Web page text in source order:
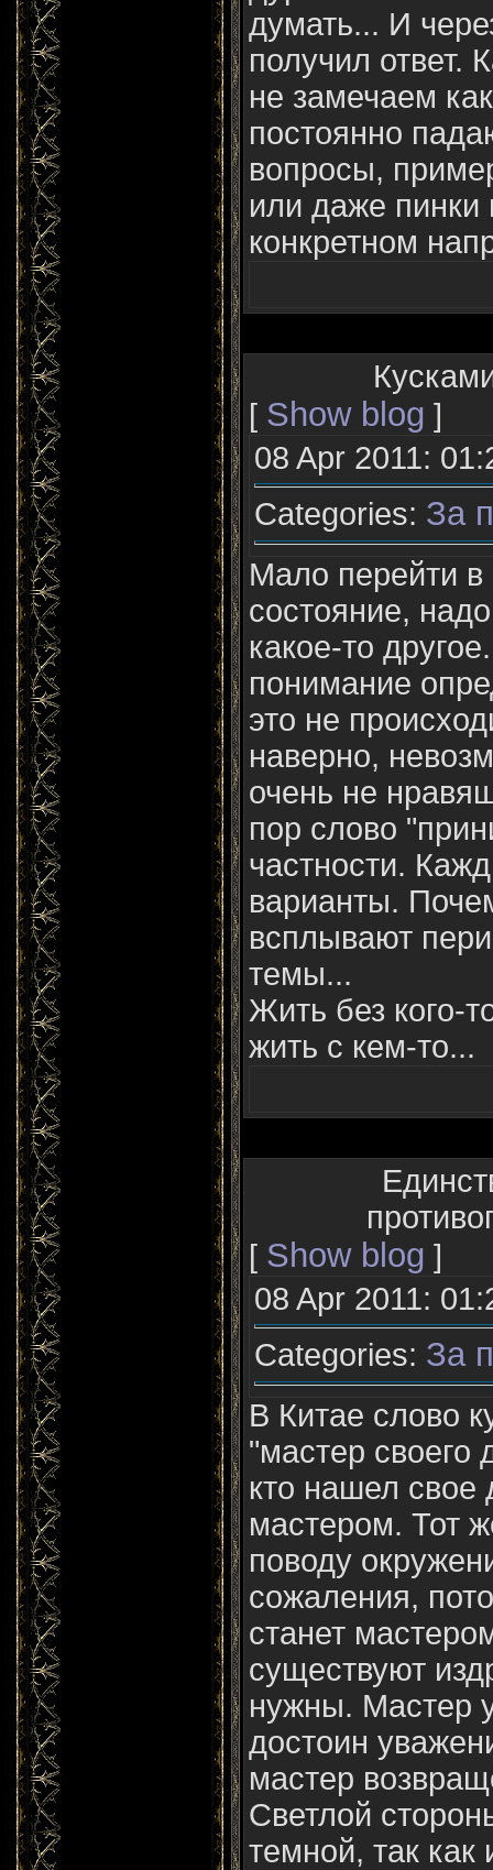
думать... И
получил ответ.
не замечаем
постоянно
вопросы,
или даже пинки
конкретном
[ Show blog ]
08 Apr 2011:
Categories: За
Мало перейти в
состояние,
какое-то
понимание
это не
наверно,
очень не
пор слово
частности.
варианты.
всплывают
темы...
Жить без кого-
жить с кем-то...
[ Show blog ]
08 Apr 2011:
Categories: За
В Китае слово
"мастер своего
кто нашел свое
мастером. Тот
поводу
сожаления,
станет
существуют
нужны. Мастер
достоин
мастер
Светлой
темной, так как